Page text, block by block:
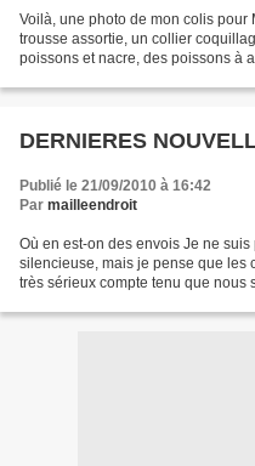
Voilà, une photo de mon colis pour
trousse assortie, un collier
poissons et nacre, des poissons à
DERNIERES
Publié le 21/09/2010 à 16:42
Par mailleendroit
Où en est-on des envois Je ne
silencieuse, mais je pense que les
très sérieux compte tenu que nous